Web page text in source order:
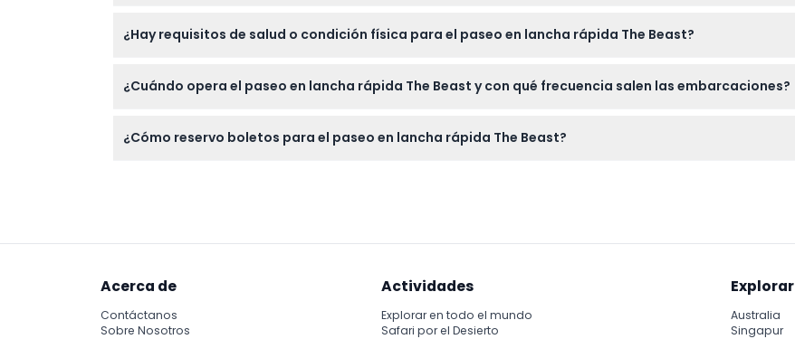
emblemáticos de Nueva York como la Estatua de la Libertad.
¿Hay requisitos de salud o condición física para el paseo en lancha rápida The Beast?
accesible para sillas de ruedas.
¿Cuándo opera el paseo en lancha rápida The Beast y con qué frecuencia salen las embarcaciones?
cerrado los lunes y durante mal tiempo (sujeto a cambios; por favor, confirme al momento de la reserva).
¿Cómo reservo boletos para el paseo en lancha rápida The Beast?
Acerca de
Contáctanos
Sobre Nosotros
Actividades
Explorar en todo el mundo
Safari por el Desierto
Explorar
Australia
Singapur